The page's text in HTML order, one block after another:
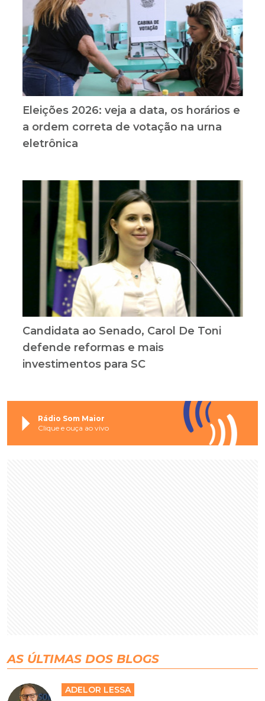
Eleições 2026: veja a data, os horários e
a ordem correta de votação na urna
eletrônica
Candidata ao Senado, Carol De Toni
defende reformas e mais
investimentos para SC
Rádio Som Maior
Clique e ouça ao vivo
AS ÚLTIMAS DOS BLOGS
ADELOR LESSA